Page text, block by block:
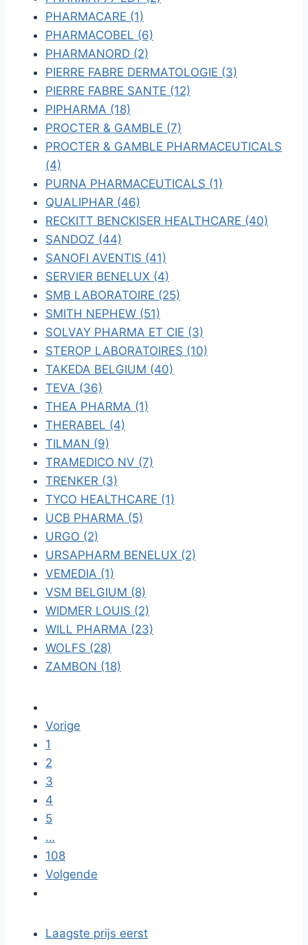
PHARMACARE (1)
PHARMACOBEL (6)
PHARMANORD (2)
PIERRE FABRE DERMATOLOGIE (3)
PIERRE FABRE SANTE (12)
PIPHARMA (18)
PROCTER & GAMBLE (7)
PROCTER & GAMBLE PHARMACEUTICALS
(4)
PURNA PHARMACEUTICALS (1)
QUALIPHAR (46)
RECKITT BENCKISER HEALTHCARE (40)
SANDOZ (44)
SANOFI AVENTIS (41)
SERVIER BENELUX (4)
SMB LABORATOIRE (25)
SMITH NEPHEW (51)
SOLVAY PHARMA ET CIE (3)
STEROP LABORATOIRES (10)
TAKEDA BELGIUM (40)
TEVA (36)
THEA PHARMA (1)
THERABEL (4)
TILMAN (9)
TRAMEDICO NV (7)
TRENKER (3)
TYCO HEALTHCARE (1)
UCB PHARMA (5)
URGO (2)
URSAPHARM BENELUX (2)
VEMEDIA (1)
VSM BELGIUM (8)
WIDMER LOUIS (2)
WILL PHARMA (23)
WOLFS (28)
ZAMBON (18)
Vorige
1
2
3
4
5
…
108
Volgende
Laagste prijs eerst